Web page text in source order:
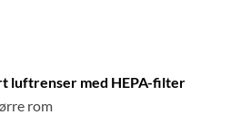
luftrenser med HEPA-filter
rom